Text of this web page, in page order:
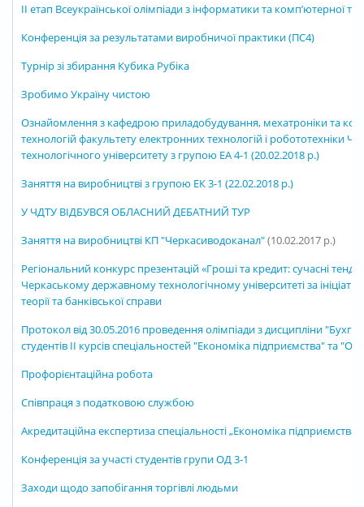
ІІ етап Всеукраїнської олімпіади з інформатики та комп’ютерної
Конференція за результатами виробничої практики (ПС4)
Турнір зі збирання Кубика Рубіка
Зробимо Україну чистою
Ознайомлення з кафедрою приладобудування, мехатроніки та
технологій факультету електронних технологій і робототехніки
технологічного університету з групою ЕА 4-1 (20.02.2018 р.)
Заняття на виробництві з групою ЕК 3-1 (22.02.2018 р.)
У ЧДТУ ВІДБУВСЯ ОБЛАСНИЙ ДЕБАТНИЙ ТУР
Заняття на виробництві КП "Черкасиводоканал"(10.02.2017 р.)
Регіональний конкурс презентацій «Гроші та кредит: сучасні
Черкаському державному технологічному університеті за
теорії та банківської справи
Протокол від 30.05.2016 проведення олімпіади з дисципліни
студентів ІІ курсів спеціальностей "Економіка підприємства" та
Профорієнтаційна робота
Співпраця з податковою службою
Акредитаційна експертиза спеціальності „Економіка підприємства”
Конференція за участі студентів групи ОД 3-1
Заходи щодо запобігання торгівлі людьми